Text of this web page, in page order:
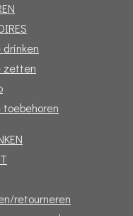
drinken
zetten
toebehoren
retourneren